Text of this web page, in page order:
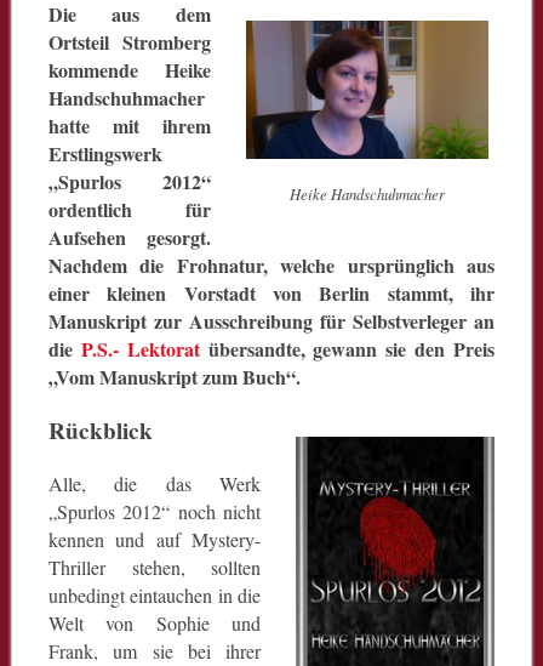
Heike Handschuhmacher
Die aus dem
Ortsteil Stromberg
kommende Heike
Handschuhmacher
hatte mit ihrem
Erstlingswerk
„Spurlos 2012“
ordentlich für
Aufsehen gesorgt.
Nachdem die Frohnatur, welche ursprünglich aus
einer kleinen Vorstadt von Berlin stammt, ihr
Manuskript zur Ausschreibung für Selbstverleger an
die P.S.- Lektoratübersandte, gewann sie den Preis
„Vom Manuskript zum Buch“.
Rückblick
Alle, die das Werk
„Spurlos 2012“ noch nicht
kennen und auf Mystery-
Thriller stehen, sollten
unbedingt eintauchen in die
Welt von Sophie und
Frank, um sie bei ihrer